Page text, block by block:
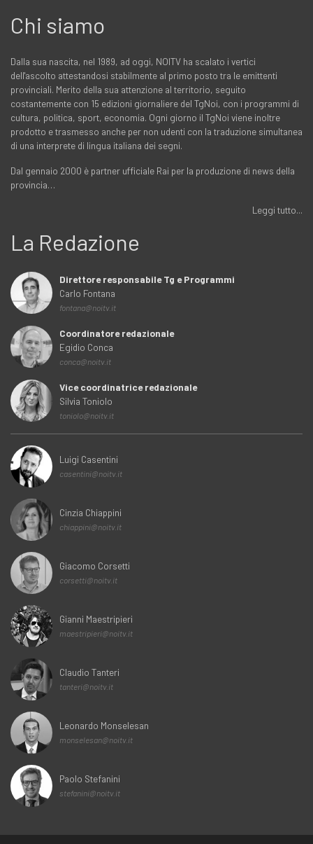
Chi siamo
Dalla sua nascita, nel 1989, ad oggi, NOITV ha scalato i vertici
dell'ascolto attestandosi stabilmente al primo posto tra le emittenti
provinciali. Merito della sua attenzione al territorio, seguito
costantemente con 15 edizioni giornaliere del TgNoi, con i programmi di
cultura, politica, sport, economia. Ogni giorno il TgNoi viene inoltre
prodotto e trasmesso anche per non udenti con la traduzione simultanea
di una interprete di lingua italiana dei segni.
Dal gennaio 2000 è partner ufficiale Rai per la produzione di news della
provincia…
Leggi tutto...
La Redazione
Direttore responsabile Tg e Programmi
Carlo Fontana
fontana@noitv.it
Coordinatore redazionale
Egidio Conca
conca@noitv.it
Vice coordinatrice redazionale
Silvia Toniolo
toniolo@noitv.it
Luigi Casentini
casentini@noitv.it
Cinzia Chiappini
chiappini@noitv.it
Giacomo Corsetti
corsetti@noitv.it
Gianni Maestripieri
maestripieri@noitv.it
Claudio Tanteri
tanteri@noitv.it
Leonardo Monselesan
monselesan@noitv.it
Paolo Stefanini
stefanini@noitv.it